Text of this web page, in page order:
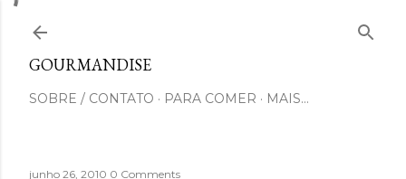
GOURMANDISE
SOBRE / CONTATO PARA COMER MAIS…
junho 26, 2010 0 Comments